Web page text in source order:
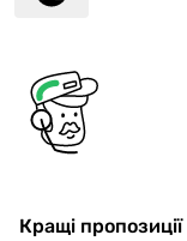
Кращі пропозиції